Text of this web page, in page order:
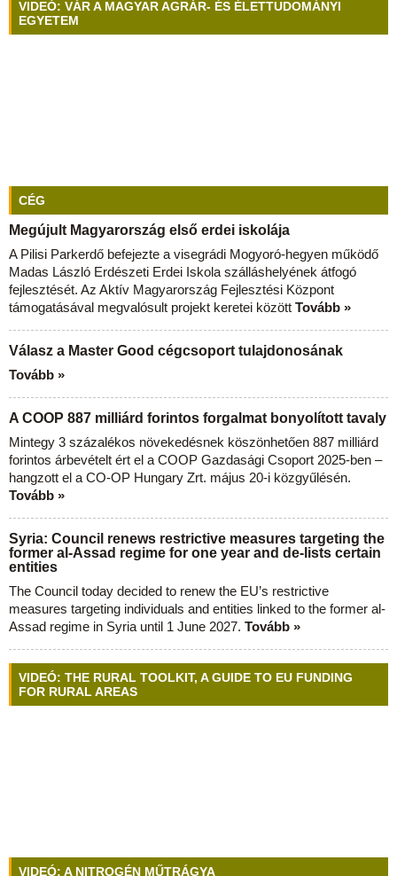
VIDEÓ: VÁR A MAGYAR AGRÁR- ÉS ÉLETTUDOMÁNYI
EGYETEM
CÉG
Megújult Magyarország első erdei iskolája
A Pilisi Parkerdő befejezte a visegrádi Mogyoró-hegyen működő
Madas László Erdészeti Erdei Iskola szálláshelyének átfogó
fejlesztését. Az Aktív Magyarország Fejlesztési Központ
támogatásával megvalósult projekt keretei között Tovább »
Válasz a Master Good cégcsoport tulajdonosának
Tovább »
A COOP 887 milliárd forintos forgalmat bonyolított tavaly
Mintegy 3 százalékos növekedésnek köszönhetően 887 milliárd
forintos árbevételt ért el a COOP Gazdasági Csoport 2025-ben –
hangzott el a CO-OP Hungary Zrt. május 20-i közgyűlésén.
Tovább »
Syria: Council renews restrictive measures targeting the
former al-Assad regime for one year and de-lists certain
entities
The Council today decided to renew the EU’s restrictive
measures targeting individuals and entities linked to the former al-
Assad regime in Syria until 1 June 2027. Tovább »
VIDEÓ: THE RURAL TOOLKIT, A GUIDE TO EU FUNDING
FOR RURAL AREAS
VIDEÓ: A NITROGÉN MŰTRÁGYA